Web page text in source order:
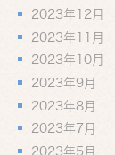
2023年12月
2023年11月
2023年10月
2023年9月
2023年8月
2023年7月
2023年5月